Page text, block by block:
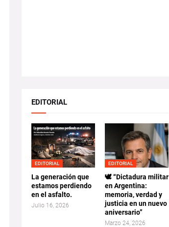
EDITORIAL
EDITORIAL
La generación que
estamos perdiendo
en el asfalto.
Julio 16, 2026
EDITORIAL
🕊️ “Dictadura militar
en Argentina:
memoria, verdad y
justicia en un nuevo
aniversario”
Marzo 24, 2026